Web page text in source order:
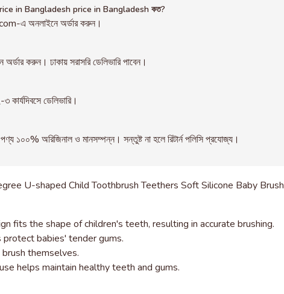
in Bangladesh price in Bangladesh কত?
এ অনলাইনে অর্ডার করুন।
করুন। ঢাকায় সরাসরি ডেলিভারি পাবেন।
কার্যদিবসে ডেলিভারি।
অরিজিনাল ও মানসম্পন্ন। সন্তুষ্ট না হলে রিটার্ন পলিসি প্রযোজ্য।
U-shaped Child Toothbrush Teethers Soft Silicone Baby
fits the shape of children's teeth, resulting in accurate brushing.
babies' tender gums.
themselves.
helps maintain healthy teeth and gums.